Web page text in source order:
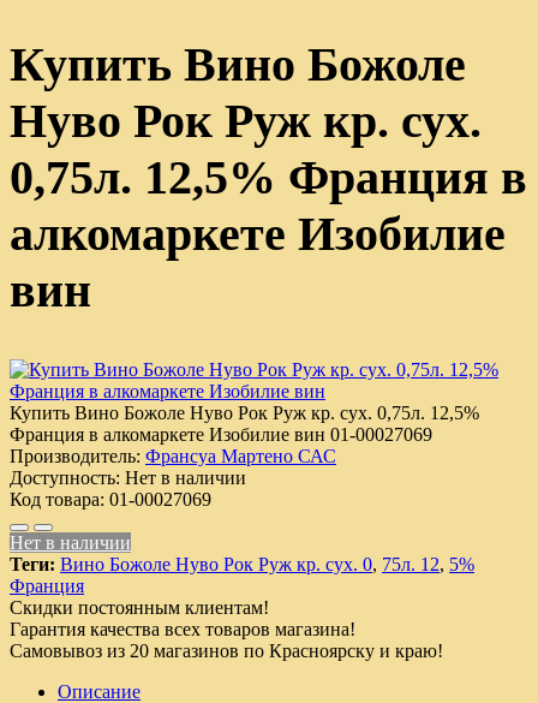
Купить Вино Божоле
Нуво Рок Руж кр. сух.
0,75л. 12,5% Франция в
алкомаркете Изобилие
вин
Купить Вино Божоле Нуво Рок Руж кр. сух. 0,75л. 12,5%
Франция в алкомаркете Изобилие вин 01-00027069
Производитель: Франсуа Мартено САС
Доступность: Нет в наличии
Код товара: 01-00027069
Нет в наличии
Теги: Вино Божоле Нуво Рок Руж кр. сух. 0, 75л. 12, 5%
Франция
Скидки постоянным клиентам!
Гарантия качества всех товаров магазина!
Самовывоз из 20 магазинов по Красноярску и краю!
Описание